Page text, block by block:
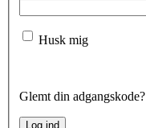
Husk mig
Glemt din adgangskode?